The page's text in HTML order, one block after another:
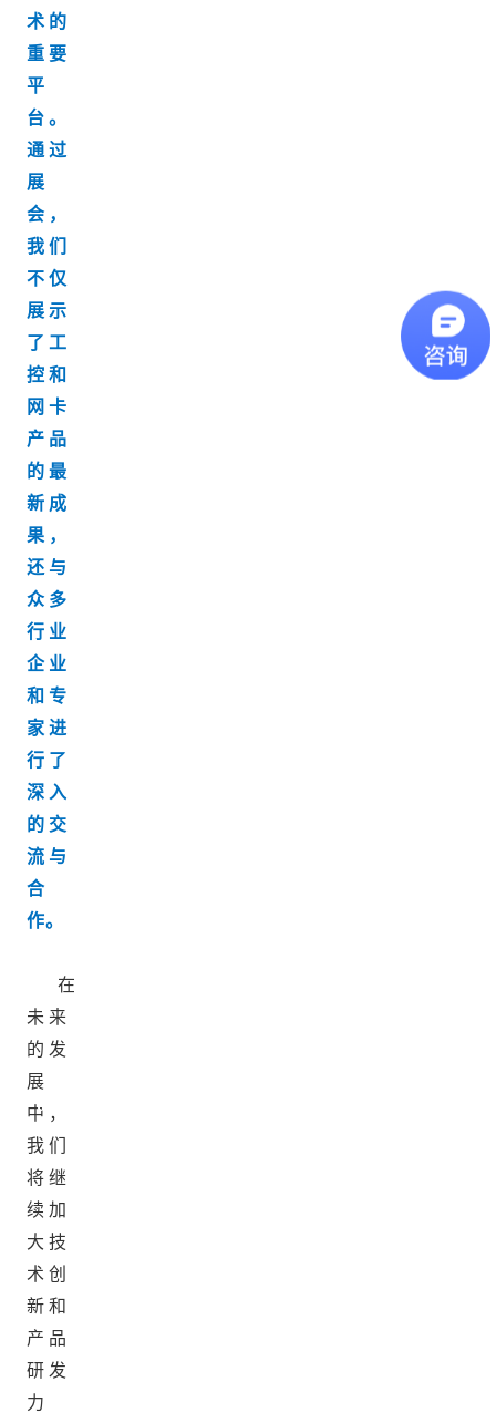
0
术的
重要
平
台。
通过
展
会，
我们
不仅
展示
了工
控和
网卡
产品
的最
新成
果，
还与
众多
行业
企业
和专
家进
行了
深入
的交
流与
合
作。
在
未来
的发
展
中，
我们
将继
续加
大技
术创
新和
产品
研发
力